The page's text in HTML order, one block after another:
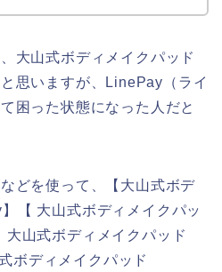
大山式ボディメイクパッド
思いますが、LinePay（ライ
困った状態になった人だと
どを使って、【大山式ボデ
【 大山式ボディメイクパッ
山式ボディメイクパッド
ボディメイクパッド